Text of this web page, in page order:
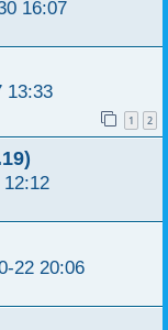
16:07
13:33
1 2
12:12
22 20:06